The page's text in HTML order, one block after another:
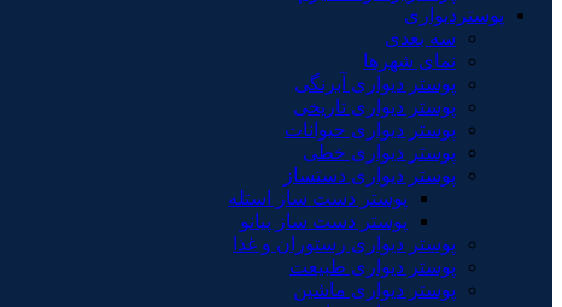
پوستردیواری
سه بعدی
نمای شهرها
پوستر دیواری آبرنگی
پوستر دیواری تاریخی
پوستر دیواری حیوانات
پوستر دیواری خطی
پوستر دیواری دستساز
پوستر دست ساز استله
پوستر دست ساز پیانو
پوستر دیواری رستوران و غذا
پوستر دیواری طبیعت
پوستر دیواری ماشین